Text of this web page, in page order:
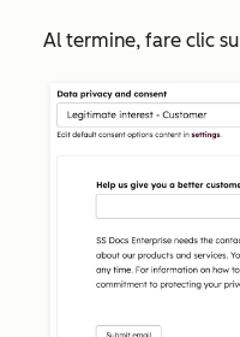
Al termine, fare clic su